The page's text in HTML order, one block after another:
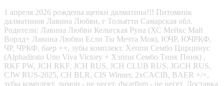
1 апреля 2026 рождены щенки далматина!!! Питомник
далматинов Лавина Любви, г Тольятти Самарская обл.
Родители: Лавина Любви Кельтская Руна (ХС Мейкс Май
Ворлд+ Лавина Любви Если Ты Мечта Моя), ЮЧР, ЮЧРКФ,
ЧР, ЧРКФ, баер ++, зубы комплект. Хеппи Сембо Цирцинус
(Alphadirato Uno Viva Victory + Хэппи Сембо Тинк Пинк) ,
RKF PW, JCH RKF, JCH RUS, JCH CLUB RUS, JGCH RUS,
CJW RUS-2025, CH BLR, CIS Winner, 2xCACIB, BAER +/+,
зубы комплект, лимон - не несет, dwarfism - не несет. Доставка